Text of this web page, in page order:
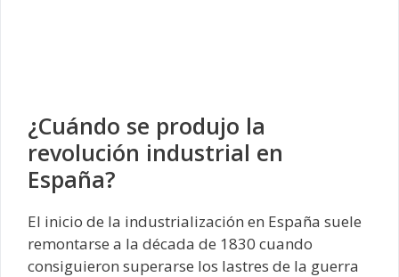
¿Cuándo se produjo la
revolución industrial en
España?
El inicio de la industrialización en España suele
remontarse a la década de 1830 cuando
consiguieron superarse los lastres de la guerra